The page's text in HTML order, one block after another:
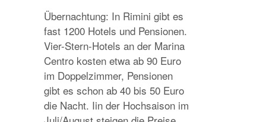
Übernachtung: In Rimini gibt es
fast 1200 Hotels und Pensionen.
Vier-Stern-Hotels an der Marina
Centro kosten etwa ab 90 Euro
im Doppelzimmer, Pensionen
gibt es schon ab 40 bis 50 Euro
die Nacht. Iin der Hochsaison im